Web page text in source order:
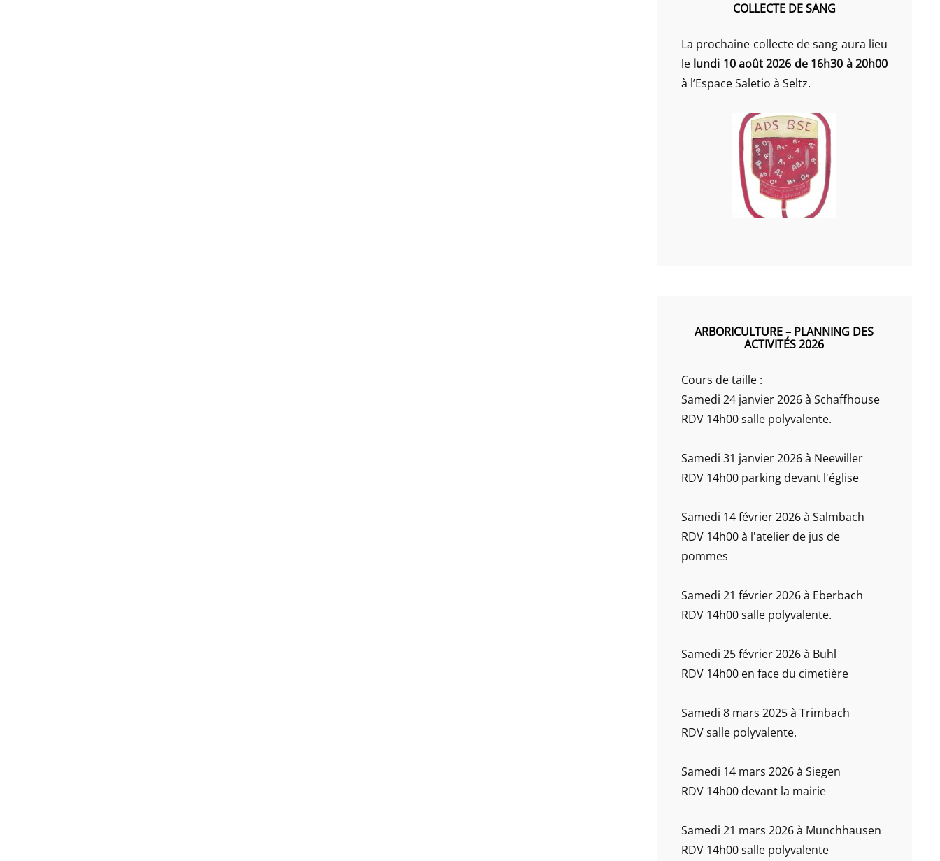
COLLECTE DE SANG
La prochaine collecte de sang aura lieu
le lundi 10 août 2026 de 16h30 à 20h00
à l’Espace Saletio à Seltz.
ARBORICULTURE – PLANNING DES
ACTIVITÉS 2026
Cours de taille :
Samedi 24 janvier 2026 à Schaffhouse
RDV 14h00 salle polyvalente.
Samedi 31 janvier 2026 à Neewiller
RDV 14h00 parking devant l'église
Samedi 14 février 2026 à Salmbach
RDV 14h00 à l'atelier de jus de
pommes
Samedi 21 février 2026 à Eberbach
RDV 14h00 salle polyvalente.
Samedi 25 février 2026 à Buhl
RDV 14h00 en face du cimetière
Samedi 8 mars 2025 à Trimbach
RDV salle polyvalente.
Samedi 14 mars 2026 à Siegen
RDV 14h00 devant la mairie
Samedi 21 mars 2026 à Munchhausen
RDV 14h00 salle polyvalente